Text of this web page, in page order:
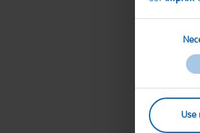
Use